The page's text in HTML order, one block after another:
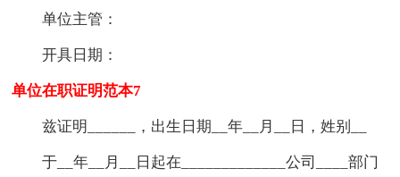
单位主管：
开具日期：
单位在职证明范本7
兹证明______，出生日期__年__月__日，姓别__
于__年__月__日起在_____________公司____部门